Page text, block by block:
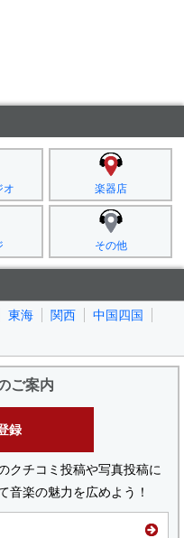
オ 楽器店
その他
東海 関西
中国四国
ご案内
録
クチコミ投稿や写真投稿に
音楽の魅力を広めよう！